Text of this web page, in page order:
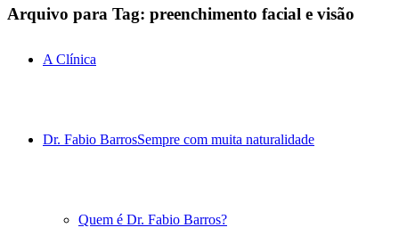
A Clínica
Dr. Fabio BarrosSempre com muita naturalidade
Quem é Dr. Fabio Barros?
Arquivo para Tag: preenchimento facial e visão